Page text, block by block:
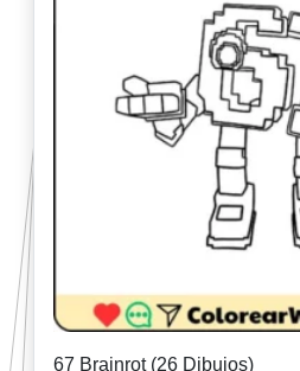
67 Brainrot (26 Dibujos)